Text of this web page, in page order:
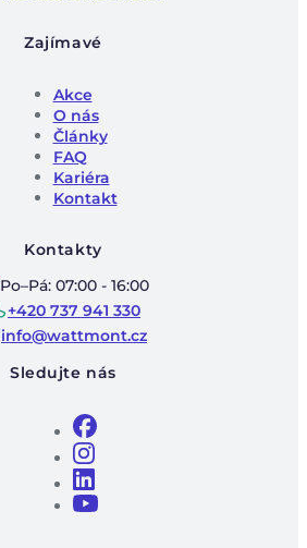
Zajímavé
Akce
O nás
Články
FAQ
Kariéra
Kontakt
Kontakty
Po–Pá: 07:00 - 16:00
+420 737 941 330
info@wattmont.cz
Sledujte nás